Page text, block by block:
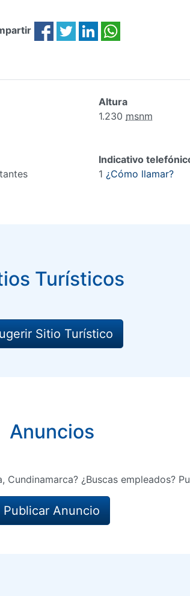
Altura
1.230 msnm
Indicativo
1 ¿Cómo llamar?
Turísticos
Sitio Turístico
Anuncios
Cundinamarca? ¿Buscas empleados?
Publicar Anuncio